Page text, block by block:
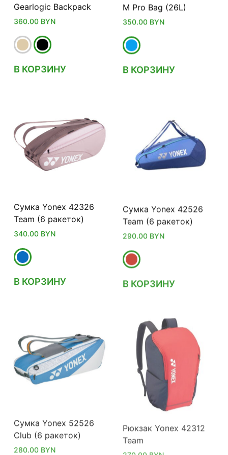
Gearlogic Backpack
360.00 BYN
В КОРЗИНУ
M Pro Bag (26L)
350.00 BYN
В КОРЗИНУ
Сумка Yonex 42326
Team (6 ракеток)
340.00 BYN
В КОРЗИНУ
Сумка Yonex 42526
Team (6 ракеток)
290.00 BYN
В КОРЗИНУ
Club (6 ракеток)
280.00 BYN
Team
270.00